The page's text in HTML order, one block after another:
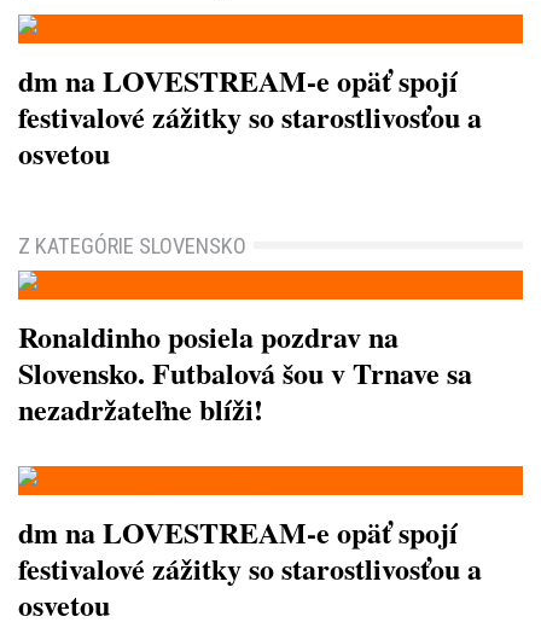
dm na LOVESTREAM-e opäť spojí
festivalové zážitky so starostlivosťou a
osvetou
Z KATEGÓRIE SLOVENSKO
Ronaldinho posiela pozdrav na
Slovensko. Futbalová šou v Trnave sa
nezadržateľne blíži!
dm na LOVESTREAM-e opäť spojí
festivalové zážitky so starostlivosťou a
osvetou